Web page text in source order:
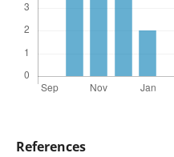
References